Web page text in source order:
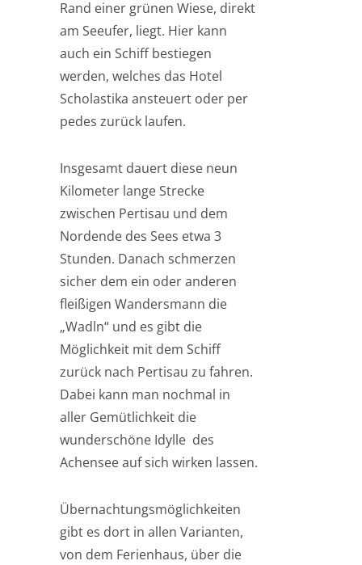
Rand einer grünen Wiese, direkt
am Seeufer, liegt. Hier kann
auch ein Schiff bestiegen
werden, welches das Hotel
Scholastika ansteuert oder per
pedes zurück laufen.
Insgesamt dauert diese neun
Kilometer lange Strecke
zwischen Pertisau und dem
Nordende des Sees etwa 3
Stunden. Danach schmerzen
sicher dem ein oder anderen
fleißigen Wandersmann die
„Wadln“ und es gibt die
Möglichkeit mit dem Schiff
zurück nach Pertisau zu fahren.
Dabei kann man nochmal in
aller Gemütlichkeit die
wunderschöne Idylle des
Achensee auf sich wirken lassen.
Übernachtungsmöglichkeiten
gibt es dort in allen Varianten,
von dem Ferienhaus, über die